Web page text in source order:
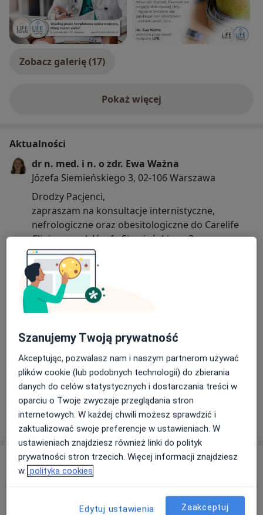
Do zobaczenia i zbadaj swoje Nerki.
Zobacz galerię (17)
Pokaż więcejo doświadczeniu
Aktualności
dr n. med. i n. o zdr. Ewa Ważna
Józefa Siemieńskiego 3, 02-106 Warszawa
Drodzy Pacjenci,
zapraszam na konsultacje internistyczne,
nefrologiczne oraz obesitologiczne do Carelife
Clinic przy ul. Józefa Siemieńskiego 3 w
Warszawie (Ochota).
Nowoczesny sprzęt, profesjonalna opieka i
indywidualne podejście – wszystko po to, aby
zadbać o Państwa zdrowie i komfort.
Do zobaczenia w Carelife Clinic!
Dowiedz się więcej
17/02/2026
Pokaż więcej aktualności (2)
Usługi i ceny
Umów wizytę
Szanujemy Twoją prywatność
Akceptując, pozwalasz nam i naszym partnerom używać
plików cookie (lub podobnych technologii) do zbierania
danych do celów statystycznych i dostarczania treści w
oparciu o Twoje zwyczaje przeglądania stron
internetowych. W każdej chwili możesz sprawdzić i
zaktualizować swoje preferencje w ustawieniach. W
ustawieniach znajdziesz również linki do polityk
prywatności stron trzecich. Więcej informacji znajdziesz
w polityka cookies
Edytuj ustawienia Zaakceptuj